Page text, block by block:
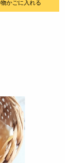
かごに入れる